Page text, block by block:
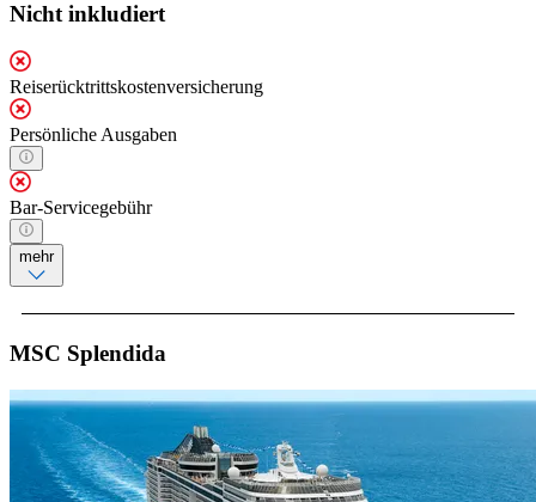
Nicht inkludiert
Reiserücktrittskostenversicherung
Persönliche Ausgaben
Bar-Servicegebühr
mehr
MSC Splendida